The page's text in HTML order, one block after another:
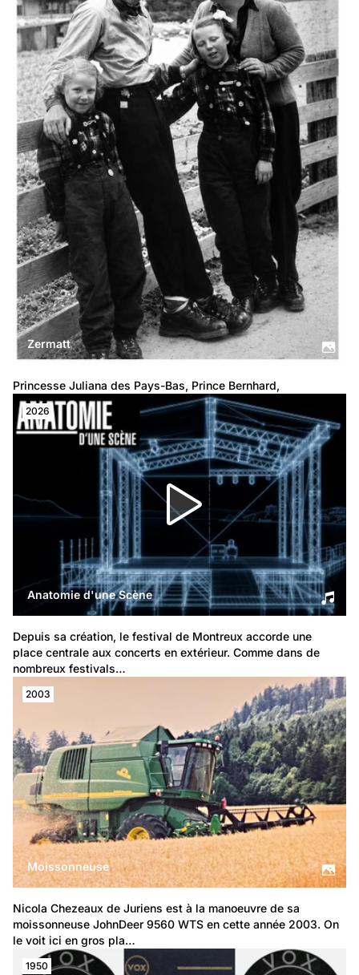
Zermatt
Princesse Juliana des Pays-Bas, Prince Bernhard,
2026
Anatomie d'une Scène
Depuis sa création, le festival de Montreux accorde une
place centrale aux concerts en extérieur. Comme dans de
nombreux festivals…
2003
Moissonneuse
Nicola Chezeaux de Juriens est à la manoeuvre de sa
moissonneuse JohnDeer 9560 WTS en cette année 2003. On
le voit ici en gros pla…
1950